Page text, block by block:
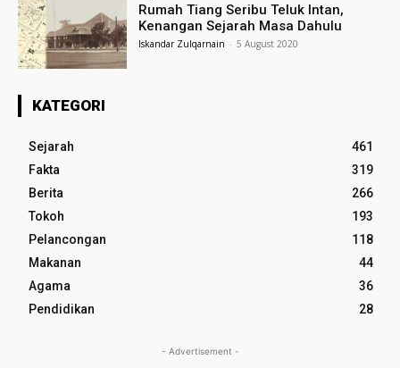
Rumah Tiang Seribu Teluk Intan,
Kenangan Sejarah Masa Dahulu
Iskandar Zulqarnain - 5 August 2020
KATEGORI
Sejarah
461
Fakta
319
Berita
266
Tokoh
193
Pelancongan
118
Makanan
44
Agama
36
Pendidikan
28
- Advertisement -